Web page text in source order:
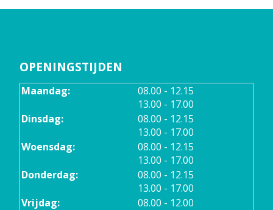
OPENINGSTIJDEN
Maandag: 08.00 tot
- 12.15
13.00 tot
- 17.00
Dinsdag:
08.00 tot
- 12.15
13.00 tot
- 17.00
Woensdag:
08.00 tot
- 12.15
13.00 tot
- 17.00
Donderdag:
08.00 tot
- 12.15
13.00 tot
- 17.00
Vrijdag:
08.00 - 12.00